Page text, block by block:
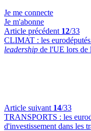
Je me connecte
Je m'abonne
Article précédent 12/33
CLIMAT : les
leadership de l'UE lors de
Article suivant 14/33
TRANSPORTS : les
d'investissement dans les